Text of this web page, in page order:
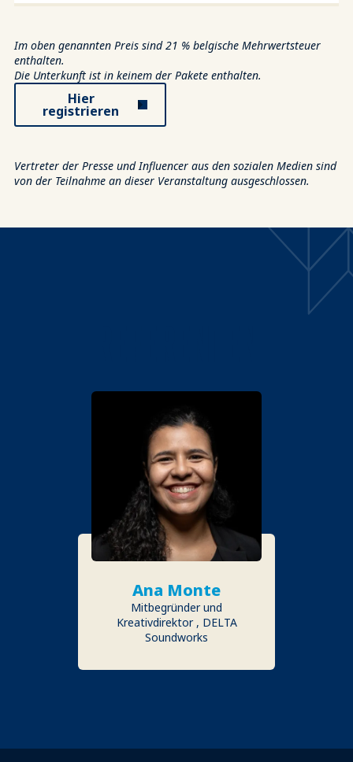
Im oben genannten Preis sind 21 % belgische Mehrwertsteuer
enthalten.
Die Unterkunft ist in keinem der Pakete enthalten.
Hier
registrieren
Vertreter der Presse und Influencer aus den sozialen Medien sind
von der Teilnahme an dieser Veranstaltung ausgeschlossen.
Ana Monte
Mitbegründer und
Kreativdirektor , DELTA
Soundworks